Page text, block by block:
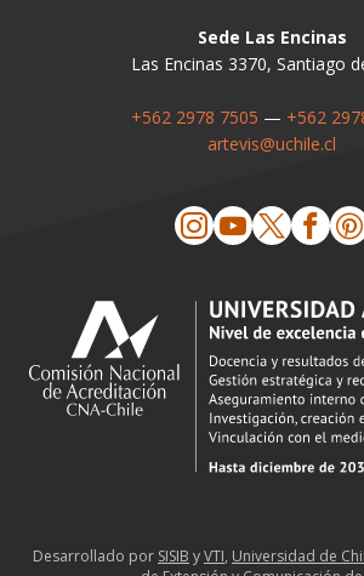
Sede Las Encinas
Las Encinas 3370, Santiago
+562 2978 7505 — +562
artevis@uchile.cl
Desarrollado por SISIB yVTI, Universidad de